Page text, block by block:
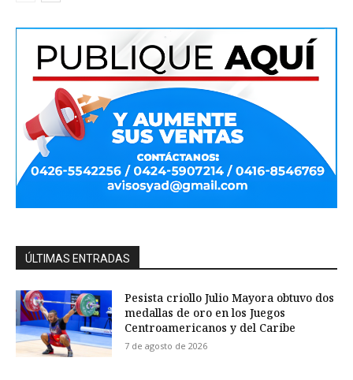
ÚLTIMAS ENTRADAS
Pesista criollo Julio Mayora obtuvo dos
medallas de oro en los Juegos
Centroamericanos y del Caribe
7 de agosto de 2026